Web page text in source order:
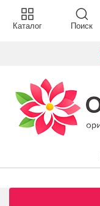
Каталог Поиск